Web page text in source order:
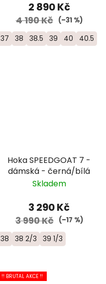
2 890 Kč
4 190 Kč (–31 %)
37 38 38.5 39 40 40.5
Hoka SPEEDGOAT 7 -
dámská - černá/bílá
Skladem
3 290 Kč
3 990 Kč (–17 %)
38 38 2/3 39 1/3
!! BRUTAL AKCE !!